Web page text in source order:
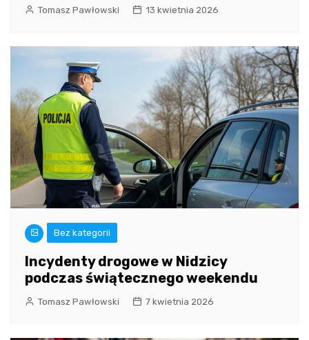
Tomasz Pawłowski 13 kwietnia 2026
Bez kategorii
Incydenty drogowe w Nidzicy
podczas świątecznego weekendu
Tomasz Pawłowski 7 kwietnia 2026